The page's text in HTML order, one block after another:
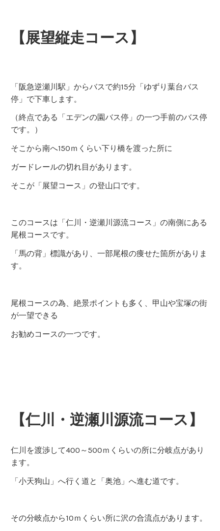
【展望縦走コース】
「阪急逆瀬川駅」からバスで約15分「ゆずり葉台バス
停」で下車します。
（終点である「エデンの園バス停」の一つ手前のバス停
です。）
そこから南へ150ｍくらい下り橋を渡った所に
ガードレールの切れ目があります。
そこが「展望コース」の登山口です。
このコースは「仁川・逆瀬川源流コース」の南側にある
尾根コースです。
「馬の背」標識があり、一部尾根の痩せた箇所がありま
す。
尾根コースの為、絶景ポイントも多く、甲山や宝塚の街
が一望できる
お勧めコースの一つです。
【仁川・逆瀬川源流コース】
仁川を渡渉して400～500ｍくらいの所に分岐点があり
ます。
「小天狗山」へ行く道と「奥池」へ進む道です。
その分岐点から10ｍくらい所に沢の合流点があります。